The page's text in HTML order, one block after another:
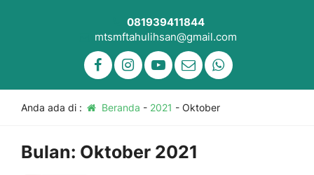
081939411844
mtsmftahulihsan@gmail.com
Anda ada di : Beranda - 2021 - Oktober
Bulan: Oktober 2021